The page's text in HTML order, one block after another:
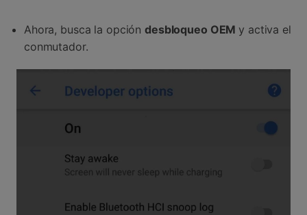
Ahora, busca la opcióndesbloqueo OEM y activa el
conmutador.